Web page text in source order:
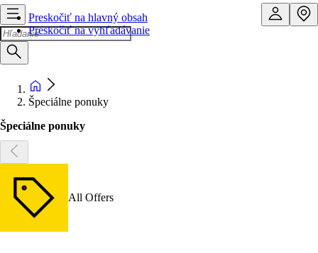
Preskočiť na hlavný obsah
Preskočiť na vyhľadávanie
Špeciálne ponuky
Špeciálne ponuky
All Offers